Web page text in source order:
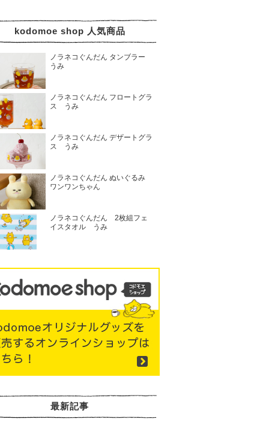
kodomoe shop 人気商品
ノラネコぐんだん タンブラー
うみ
ノラネコぐんだん フロートグラ
ス うみ
ノラネコぐんだん デザートグラ
ス うみ
ノラネコぐんだん ぬいぐるみ
ワンワンちゃん
ノラネコぐんだん 2枚組フェ
イスタオル うみ
最新記事